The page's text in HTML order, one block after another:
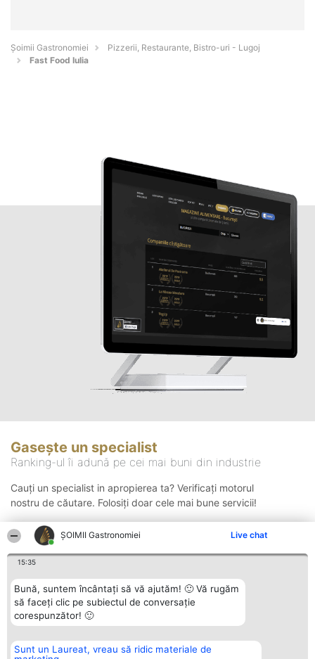
ȘOIMII Gastronomiei Live chat
15:35
Bună, suntem încântați să vă ajutăm! 🙂 Vă rugăm
să faceți clic pe subiectul de conversație
corespunzător! 🙂
Sunt un Laureat, vreau să ridic materiale de
Șoimii Gastronomiei
Pizzerii, Restaurante, Bistro-uri - Lugoj
Fast Food Iulia
Gasește un specialist
Ranking-ul îi adună pe cei mai buni din industrie
Cauți un specialist in apropierea ta? Verificați motorul
nostru de căutare. Folosiți doar cele mai bune servicii!
Organizator Ranking Plebiscyt Contact